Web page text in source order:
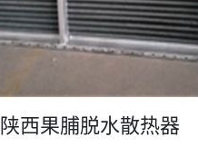
陕西果脯脱水散热器